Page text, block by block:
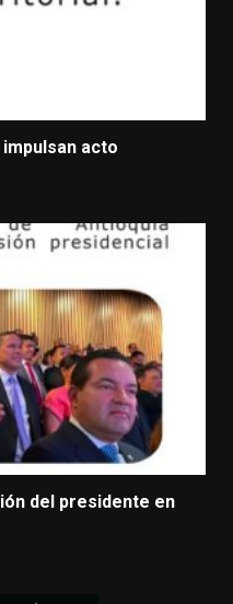
acto
del presidente en